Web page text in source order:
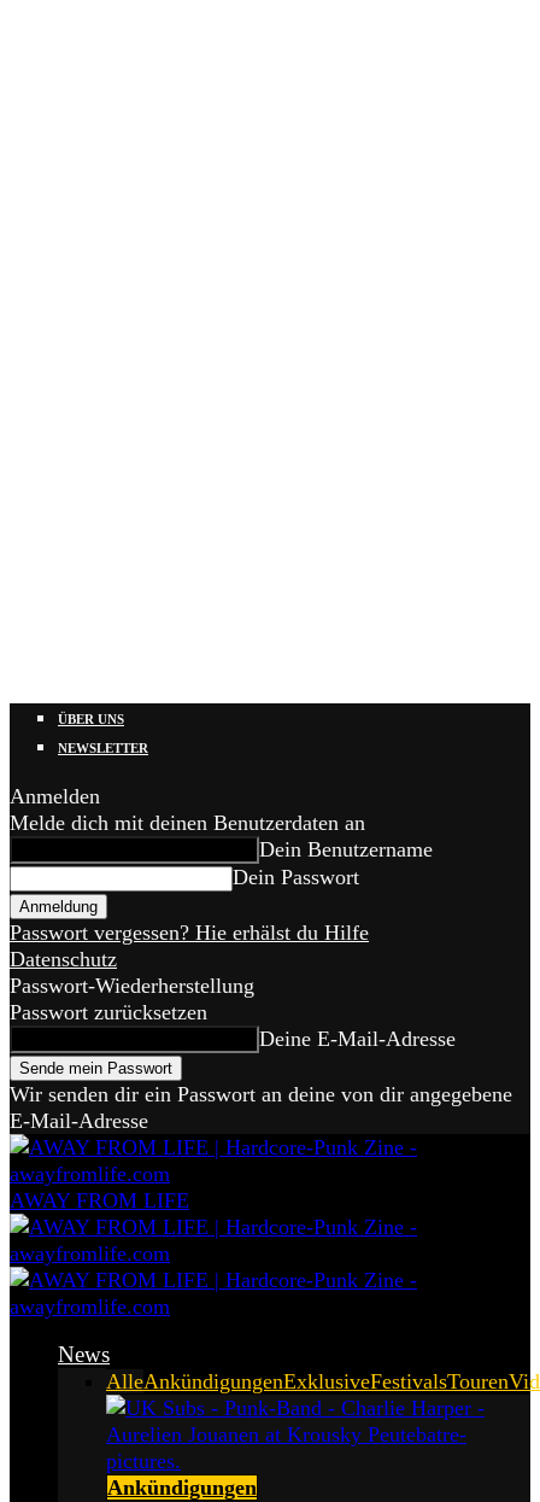
ÜBER UNS
NEWSLETTER
Anmelden
Melde dich mit deinen Benutzerdaten an
Dein Benutzername
Dein Passwort
Passwort vergessen? Hie erhälst du Hilfe
Datenschutz
Passwort-Wiederherstellung
Passwort zurücksetzen
Deine E-Mail-Adresse
Wir senden dir ein Passwort an deine von dir angegebene
E-Mail-Adresse
AWAY FROM LIFE
News
AlleAnkündigungenExklusiveFestivalsTouren
Ankündigungen